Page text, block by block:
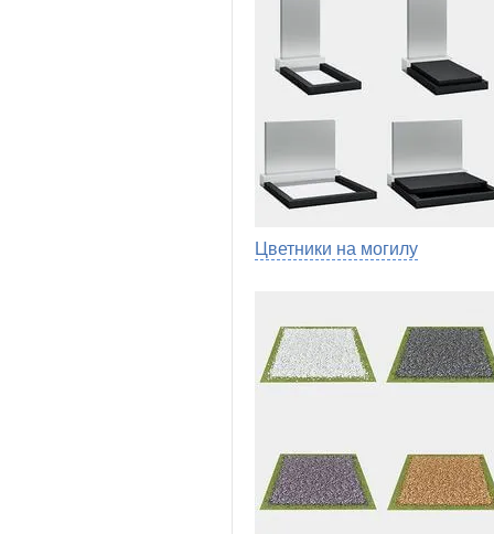
Цветники на могилу